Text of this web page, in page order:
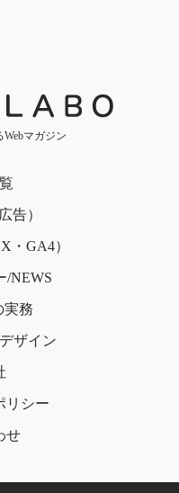
マガジン
告）
・GA4）
/NEWS
実務
ザイン
リシー
せ